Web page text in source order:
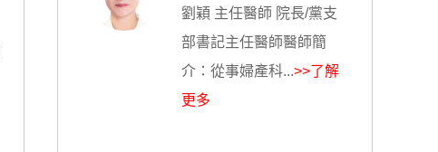
劉穎 主任醫師 院長/黨支
部書記主任醫師醫師簡
介：從事婦產科...>>了解
更多